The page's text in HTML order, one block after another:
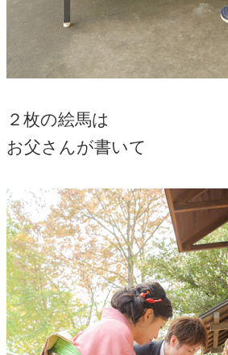
２枚の絵馬は
お父さんが書いて